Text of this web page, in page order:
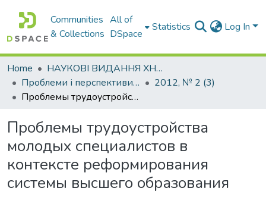
Communities
& Collections
All of
DSpace
Statistics Log In
Home
НАУКОВІ ВИДАННЯ ХНАДУ
Проблеми і перспективи розвитку підприємництва
2012, № 2 (3)
Проблемы трудоустройства молодых специалистов в контексте реформирования системы высшего образования
Проблемы трудоустройства
молодых специалистов в
контексте реформирования
системы высшего образования